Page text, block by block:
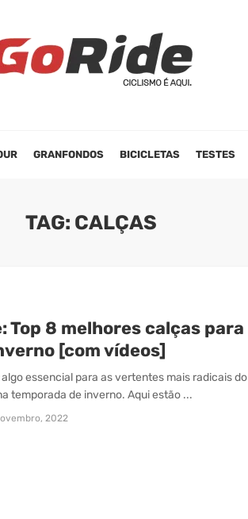
GRANFONDOS BICICLETAS TESTES
TAG: CALÇAS
Top 8 melhores calças para
[com vídeos]
essencial para as vertentes mais radicais do
temporada de inverno. Aqui estão ...
2022